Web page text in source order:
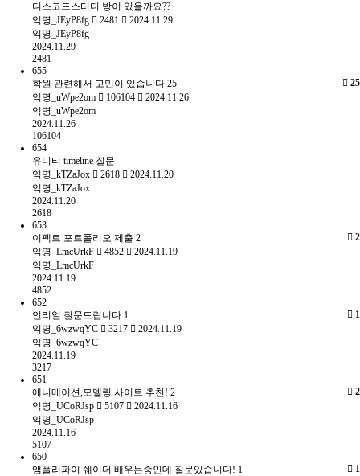
디스코드스터디 방이 있을까요??
익명_JEyP8fg
2481
2024.11.29
익명_JEyP8fg
2024.11.29
2481
655
25
학원 관련해서 고민이 있습니다 25
익명_uWpe2om
106104
2024.11.26
익명_uWpe2om
2024.11.26
106104
654
유니티 timeline 질문
익명_kTZaJox
2618
2024.11.20
익명_kTZaJox
2024.11.20
2618
653
2
이펙트 포트폴리오 제출 2
익명_LmcUrkF
4852
2024.11.19
익명_LmcUrkF
2024.11.19
4852
652
1
언리얼 질문드립니다 1
익명_6wzwqYC
3217
2024.11.19
익명_6wzwqYC
2024.11.19
3217
651
2
에니메이션,모델링 사이트 추천! 2
익명_UCoRJsp
5107
2024.11.16
익명_UCoRJsp
2024.11.16
5107
650
1
앰플리파이 쉐이더 배우는중인데 질문있습니다! 1